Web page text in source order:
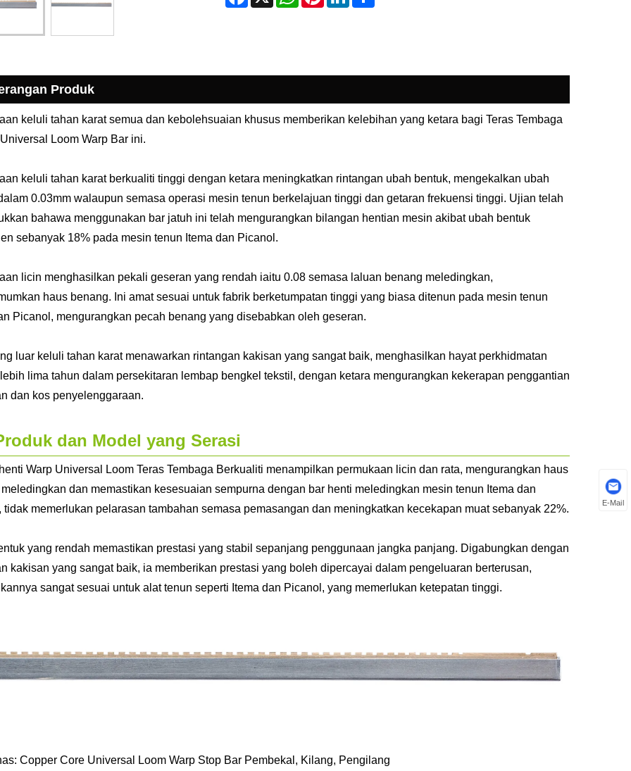
Produk
keluli tahan karat semua dan kebolehsuaian khusus memberikan kelebihan yang ketara bagi Teras Tembaga
Loom Warp Bar ini.
keluli tahan karat berkualiti tinggi dengan ketara meningkatkan rintangan ubah bentuk, mengekalkan ubah
0.03mm walaupun semasa operasi mesin tenun berkelajuan tinggi dan getaran frekuensi tinggi. Ujian telah
bahawa menggunakan bar jatuh ini telah mengurangkan bilangan hentian mesin akibat ubah bentuk
sebanyak 18% pada mesin tenun Itema dan Picanol.
licin menghasilkan pekali geseran yang rendah iaitu 0.08 semasa laluan benang meledingkan,
haus benang. Ini amat sesuai untuk fabrik berketumpatan tinggi yang biasa ditenun pada mesin tenun
Picanol, mengurangkan pecah benang yang disebabkan oleh geseran.
luar keluli tahan karat menawarkan rintangan kakisan yang sangat baik, menghasilkan hayat perkhidmatan
lima tahun dalam persekitaran lembap bengkel tekstil, dengan ketara mengurangkan kekerapan penggantian
dan kos penyelenggaraan.
dan Model yang Serasi
Warp Universal Loom Teras Tembaga Berkualiti menampilkan permukaan licin dan rata, mengurangkan haus
dan memastikan kesesuaian sempurna dengan bar henti meledingkan mesin tenun Itema dan
tidak memerlukan pelarasan tambahan semasa pemasangan dan meningkatkan kecekapan muat sebanyak 22%.
yang rendah memastikan prestasi yang stabil sepanjang penggunaan jangka panjang. Digabungkan dengan
kakisan yang sangat baik, ia memberikan prestasi yang boleh dipercayai dalam pengeluaran berterusan,
sangat sesuai untuk alat tenun seperti Itema dan Picanol, yang memerlukan ketepatan tinggi.
Copper Core Universal Loom Warp Stop Bar Pembekal, Kilang, Pengilang
E-Mail